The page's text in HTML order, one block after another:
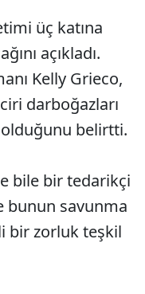
üç katına
açıkladı.
Kelly Grieco,
darboğazları
olduğunu belirtti.
bile bir tedarikçi
bunun savunma
bir zorluk teşkil